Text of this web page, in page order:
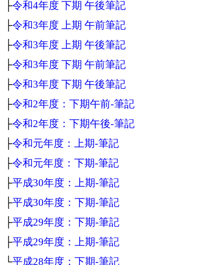
├令和4年度 下期 午後筆記
├令和3年度 上期 午前筆記
├令和3年度 上期 午後筆記
├令和3年度 下期 午前筆記
├令和3年度 下期 午後筆記
├令和2年度：下期午前‐筆記
├令和2年度：下期午後‐筆記
├令和元年度：上期‐筆記
├令和元年度：下期‐筆記
├平成30年度：上期‐筆記
├平成30年度：下期‐筆記
├平成29年度：下期‐筆記
├平成29年度：上期‐筆記
└平成28年度：下期‐筆記